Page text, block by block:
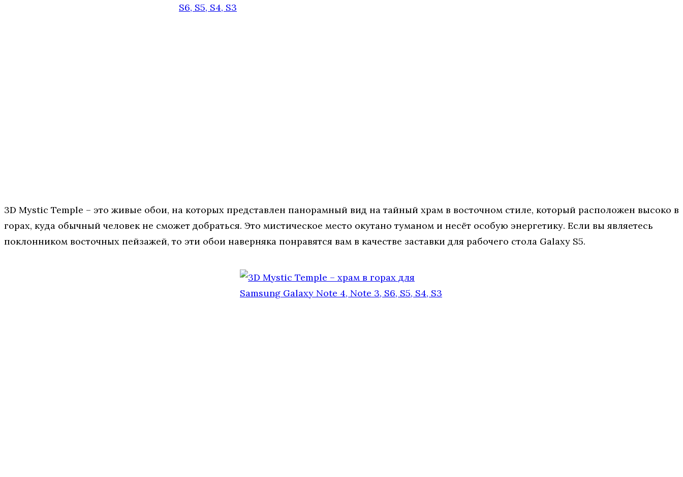
3D Mystic Temple – это живые обои, на которых представлен панорамный вид на тайный храм в восточном стиле, который расположен высоко в
горах, куда обычный человек не сможет добраться. Это мистическое место окутано туманом и несёт особую энергетику. Если вы являетесь
поклонником восточных пейзажей, то эти обои наверняка понравятся вам в качестве заставки для рабочего стола Galaxy S5.